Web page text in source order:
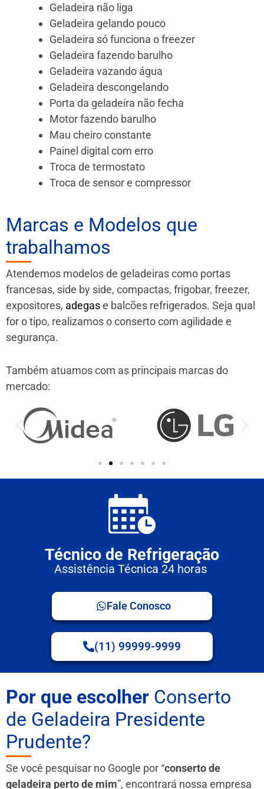
Geladeira não liga
Geladeira gelando pouco
Geladeira só funciona o freezer
Geladeira fazendo barulho
Geladeira vazando água
Geladeira descongelando
Porta da geladeira não fecha
Motor fazendo barulho
Mau cheiro constante
Painel digital com erro
Troca de termostato
Troca de sensor e compressor
Marcas e Modelos que
trabalhamos
Atendemos modelos de geladeiras como portas
francesas, side by side, compactas, frigobar, freezer,
expositores, adegase balcões refrigerados. Seja qual
for o tipo, realizamos o conserto com agilidade e
segurança.
Também atuamos com as principais marcas do
mercado:
Técnico de Refrigeração
Assistência Técnica 24 horas
Fale Conosco
(11) 99999-9999
Por que escolher Conserto
de Geladeira Presidente
Prudente?
Se você pesquisar no Google por “conserto de
geladeira perto de mim”, encontrará nossa empresa